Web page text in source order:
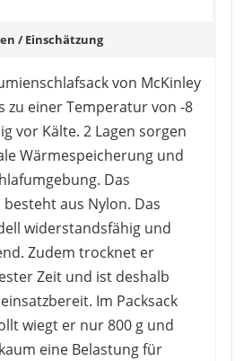
/ Einschätzung
von McKinley
zu einer Temperatur von -8
vor Kälte. 2 Lagen sorgen
Wärmespeicherung und
Das
aus Nylon. Das
widerstandsfähig und
Zudem trocknet er
Zeit und ist deshalb
Im Packsack
wiegt er nur 800 g und
eine Belastung für